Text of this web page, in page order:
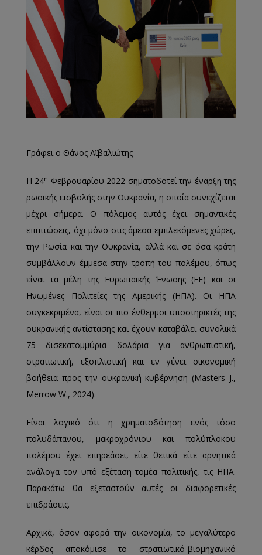
Γράφει ο Θάνος Αϊβαλιώτης
Η 24η Φεβρουαρίου 2022 σηματοδοτεί την έναρξη της
ρωσικής εισβολής στην Ουκρανία, η οποία συνεχίζεται
μέχρι σήμερα. Ο πόλεμος αυτός έχει σημαντικές
επιπτώσεις, όχι μόνο στις άμεσα εμπλεκόμενες χώρες,
την Ρωσία και την Ουκρανία, αλλά και σε όσα κράτη
συμβάλλουν έμμεσα στην τροπή του πολέμου, όπως
είναι τα μέλη της Ευρωπαϊκής Ένωσης (ΕΕ) και οι
Ηνωμένες Πολιτείες της Αμερικής (ΗΠΑ). Οι ΗΠΑ
συγκεκριμένα, είναι οι πιο ένθερμοι υποστηρικτές της
ουκρανικής αντίστασης και έχουν καταβάλει συνολικά
75 δισεκατομμύρια δολάρια για ανθρωπιστική,
στρατιωτική, εξοπλιστική και εν γένει οικονομική
βοήθεια προς την ουκρανική κυβέρνηση (Masters J.,
Merrow W., 2024).
Είναι λογικό ότι η χρηματοδότηση ενός τόσο
πολυδάπανου, μακροχρόνιου και πολύπλοκου
πολέμου έχει επηρεάσει, είτε θετικά είτε αρνητικά
ανάλογα τον υπό εξέταση τομέα πολιτικής, τις ΗΠΑ.
Παρακάτω θα εξεταστούν αυτές οι διαφορετικές
επιδράσεις.
Αρχικά, όσον αφορά την οικονομία, το μεγαλύτερο
κέρδος αποκόμισε το στρατιωτικό-βιομηχανικό